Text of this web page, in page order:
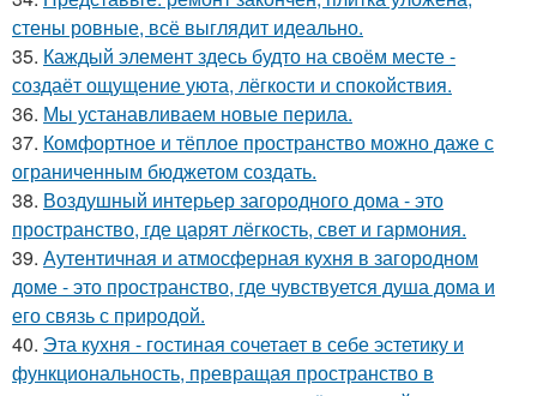
стены ровные, всё выглядит идеально.
35. Каждый элемент здесь будто на своём месте -
создаёт ощущение уюта, лёгкости и спокойствия.
36. Мы устанавливаем новые перила.
37. Комфортное и тёплое пространство можно даже с
ограниченным бюджетом создать.
38. Воздушный интерьер загородного дома - это
пространство, где царят лёгкость, свет и гармония.
39. Аутентичная и атмосферная кухня в загородном
доме - это пространство, где чувствуется душа дома и
его связь с природой.
40. Эта кухня - гостиная сочетает в себе эстетику и
функциональность, превращая пространство в